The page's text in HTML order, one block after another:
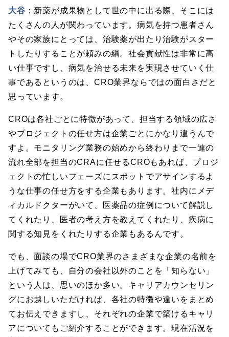
大谷 ：新薬が成果物として世の中に出る際、そこには
たくさんの人が関わっています。病気を持つ患者さん
やその家族にとっては、治験薬が出たり治験がスター
トしたりすることが頼みの綱。社会貢献性は非常に高
い仕事ですし、病気を治せる未来を実現させていく仕
事であるというのは、CRO業界ならではの面白さだと
思っています。
CROは各社ごとに特徴があって、担当する領域の広さ
やプロジェクトの任せ方は企業ごとにかなり違うんで
すよ。モニタリング業務の始めから終わりまで一連の
流れ全部を担当のCRAに任せるCROもあれば、プロジ
ェクトの忙しいフェーズにスポットでアサインするよ
うな仕事の任せ方をする企業もあります。社内にメデ
ィカルドクターがいて、医薬品の症例について解説し
てくれたり、医者の考え方を教えてくれたり、疾病に
関する知見をくれたりする企業もあるんです。
でも、面談の場でCRO業界のさまざまな企業の名前を
上げてみても、自分の会社以外のことを「知らない」
という人は、思いのほか多い。キャリアカウンセリン
グにお越しいただければ、各社の特徴や違いをまとめ
てお伝えできますし、それぞれの企業で築けるキャリ
アについてもご紹介することができます。現在活況を